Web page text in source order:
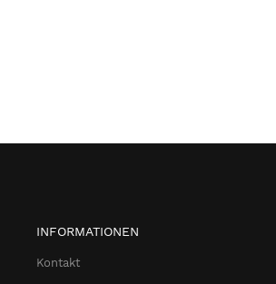
INFORMATIONEN
Kontakt